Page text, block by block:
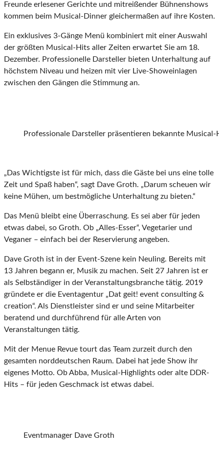
Freunde erlesener Gerichte und mitreißender Bühnenshows
kommen beim Musical-Dinner gleichermaßen auf ihre Kosten.
Ein exklusives 3-Gänge Menü kombiniert mit einer Auswahl
der größten Musical-Hits aller Zeiten erwartet Sie am 18.
Dezember. Professionelle Darsteller bieten Unterhaltung auf
höchstem Niveau und heizen mit vier Live-Showeinlagen
zwischen den Gängen die Stimmung an.
Professionale Darsteller präsentieren bekannte Musical-
„Das Wichtigste ist für mich, dass die Gäste bei uns eine tolle
Zeit und Spaß haben“, sagt Dave Groth. „Darum scheuen wir
keine Mühen, um bestmögliche Unterhaltung zu bieten.“
Das Menü bleibt eine Überraschung. Es sei aber für jeden
etwas dabei, so Groth. Ob „Alles-Esser“, Vegetarier und
Veganer – einfach bei der Reservierung angeben.
Dave Groth ist in der Event-Szene kein Neuling. Bereits mit
13 Jahren begann er, Musik zu machen. Seit 27 Jahren ist er
als Selbständiger in der Veranstaltungsbranche tätig. 2019
gründete er die Eventagentur „Dat geit! event consulting &
creation“. Als Dienstleister sind er und seine Mitarbeiter
beratend und durchführend für alle Arten von
Veranstaltungen tätig.
Mit der Menue Revue tourt das Team zurzeit durch den
gesamten norddeutschen Raum. Dabei hat jede Show ihr
eigenes Motto. Ob Abba, Musical-Highlights oder alte DDR-
Hits – für jeden Geschmack ist etwas dabei.
Eventmanager Dave Groth